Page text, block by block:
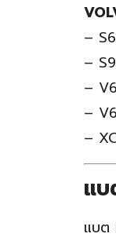
–
–
–
–
–
แบ
แบต